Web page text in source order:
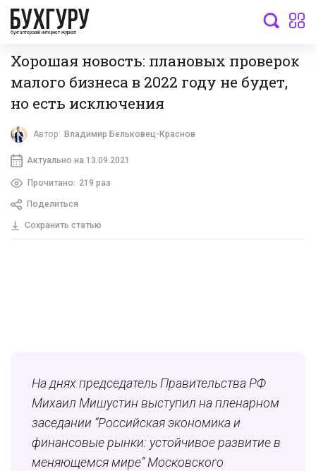
бухгалтерский интернет-журнал
Хорошая новость: плановых проверок
малого бизнеса в 2022 году не будет,
но есть исключения
Автор: Владимир Бельковец-Краснов
Актуально на 13.09.2021
Прочитано: 219 раз
Поделиться
Сохранить статью
На днях председатель Правительства РФ
Михаил Мишустин выступил на пленарном
заседании “Российская экономика и
финансовые рынки: устойчивое развитие в
меняющемся мире” Московского